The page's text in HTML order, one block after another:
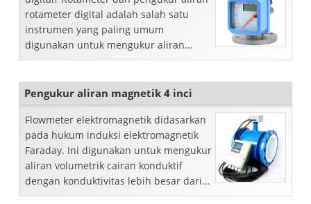
rotameter digital adalah salah satu
instrumen yang paling umum
digunakan untuk mengukur aliran
sesaat cairan bersih seperti cairan
Pengukur aliran magnetik 4 inci
Flowmeter elektromagnetik didasarkan
pada hukum induksi elektromagnetik
Faraday. Ini digunakan untuk mengukur
aliran volumetrik cairan konduktif
dengan konduktivitas lebih besar dari
5μS/cm. Sebagai tambahan ...